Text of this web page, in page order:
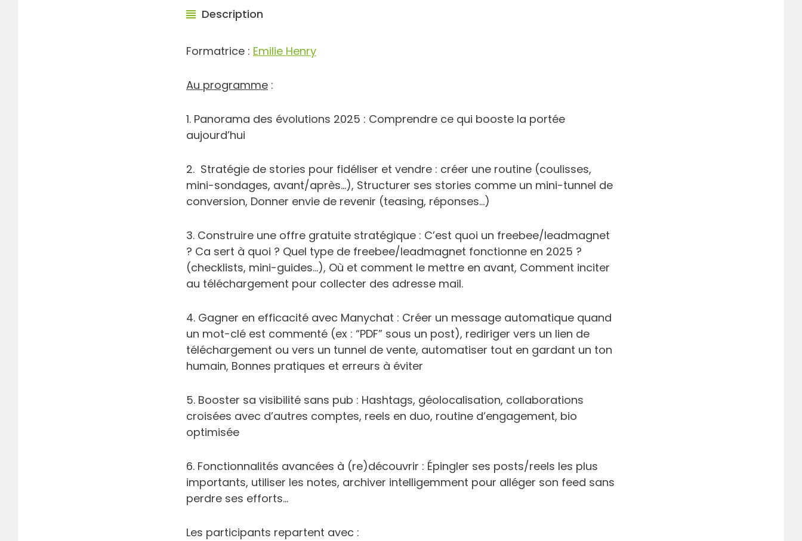
Description
Formatrice : Emilie Henry
Au programme :
1. Panorama des évolutions 2025 : Comprendre ce qui booste la portée
aujourd’hui
2. Stratégie de stories pour fidéliser et vendre : créer une routine (coulisses,
mini-sondages, avant/après…), Structurer ses stories comme un mini-tunnel de
conversion, Donner envie de revenir (teasing, réponses…)
3. Construire une offre gratuite stratégique : C’est quoi un freebee/leadmagnet
? Ca sert à quoi ? Quel type de freebee/leadmagnet fonctionne en 2025 ?
(checklists, mini-guides…), Où et comment le mettre en avant, Comment inciter
au téléchargement pour collecter des adresse mail.
4. Gagner en efficacité avec Manychat : Créer un message automatique quand
un mot-clé est commenté (ex : “PDF” sous un post), rediriger vers un lien de
téléchargement ou vers un tunnel de vente, automatiser tout en gardant un ton
humain, Bonnes pratiques et erreurs à éviter
5. Booster sa visibilité sans pub : Hashtags, géolocalisation, collaborations
croisées avec d’autres comptes, reels en duo, routine d’engagement, bio
optimisée
6. Fonctionnalités avancées à (re)découvrir : Épingler ses posts/reels les plus
importants, utiliser les notes, archiver intelligemment pour alléger son feed sans
perdre ses efforts…
Les participants repartent avec :